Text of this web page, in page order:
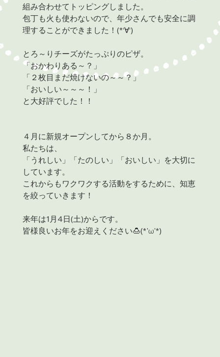
組み合わせてトッピングしました。
包丁も火も使わないので、年少さんでも安全に調
理することができました！(*‘∀‘)
とろ～りチーズがたっぷりのピザ。
「おかわりある～？」
「２枚目まだ焼けないの～～？」
「おいしい～～～！」
と大好評でした！！
４月に新規オープンしてから８か月。
私たちは、
「うれしい」「たのしい」「おいしい」を大切に
しています。
これからもワクワクする活動をするために、知恵
を絞っていきます！
来年は1月4日(土)からです。
皆様良いお年をお迎えください🍮(*'ω'*)